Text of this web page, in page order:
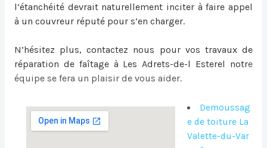
l’étanchéité devrait naturellement inciter à faire appel
à un couvreur réputé pour s’en charger.
N’hésitez plus, contactez nous pour vos travaux de
réparation de faîtage à Les Adrets-de-l Esterel notre
équipe se fera un plaisir de vous aider.
Demoussag
e de toiture La
Valette-du-Var